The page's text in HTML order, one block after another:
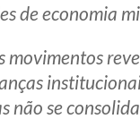
de economia
movimentos
não se